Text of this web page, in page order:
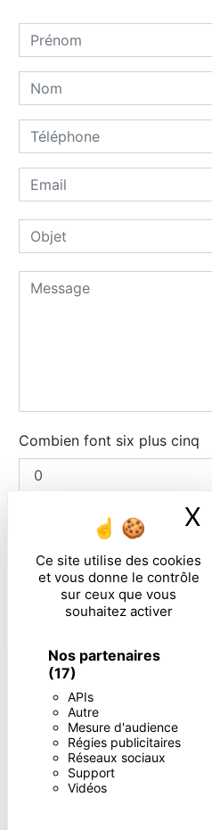
Ce site utilise des cookies
et vous donne le contrôle
sur ceux que vous
souhaitez activer
Nos partenaires
(17)
APIs
Autre
Mesure d'audience
Régies publicitaires
Réseaux sociaux
Support
Vidéos
X
Combien font six plus cinq
En cochant cette case,
particulières ci-dessous **
** Les données personnelles
de vous contacter et sont
sont destinées à et ses sous-traitants
votre message. Les données
destinataires suivants: . Vous
d’effacement, de portabilité, de
votre consentement à tout moment
réclamation auprès d’une autorité de
sort de vos données post-mortem.
voie postale à l'adresse ou par
justificatif d'identité pourra vous être
données pendant la période de
de prescription légale aux fins
contentieux. Consultez le site cnil.fr